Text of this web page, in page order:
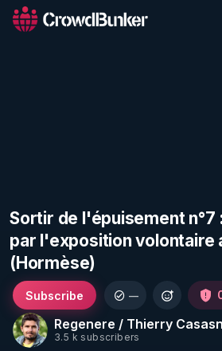
Sortir de l'épuisement n°7
par l'exposition volontaire
(Hormèse)
Regenere / Thierry
3.5 k subscribers
Subscribe —